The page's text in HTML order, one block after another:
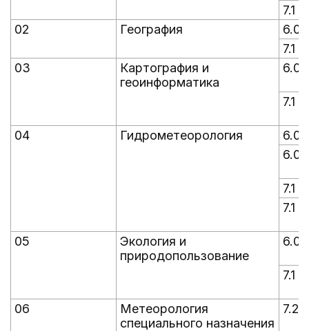
7.1
02
География
6.0
7.1
03
Картография и
геоинформатика
6.0
7.1
04 Гидрометеорология
6.0
6.0
7.1
7.1
05
Экология и
природопользование
6.0
7.1
06
Метеорология
специального назначения
7.2